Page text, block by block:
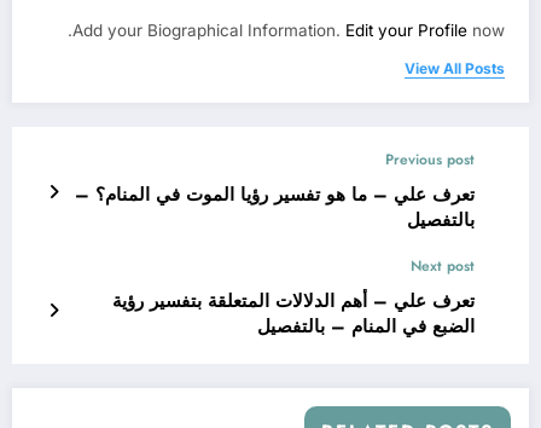
Add your Biographical Information. Edit your Profile now.
View All Posts
Previous post
تعرف علي – ما هو تفسير رؤيا الموت في المنام؟ –
بالتفصيل
Next post
تعرف علي – أهم الدلالات المتعلقة بتفسير رؤية
الضبع في المنام – بالتفصيل